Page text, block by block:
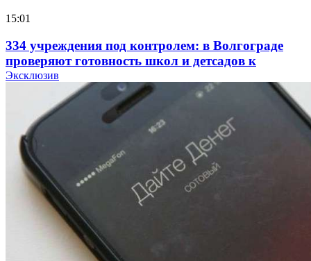
15:01
334 учреждения под контролем: в Волгограде
проверяют готовность школ и детсадов к
учебному году
Покушение на убийство в Волгограде: девушка
напала на незнакомую женщину с ножом
12:39
Сладкий праздник в Волгограде: в Центральном
парке прошёл фестиваль „Арбузный переполох“
Эксклюзив